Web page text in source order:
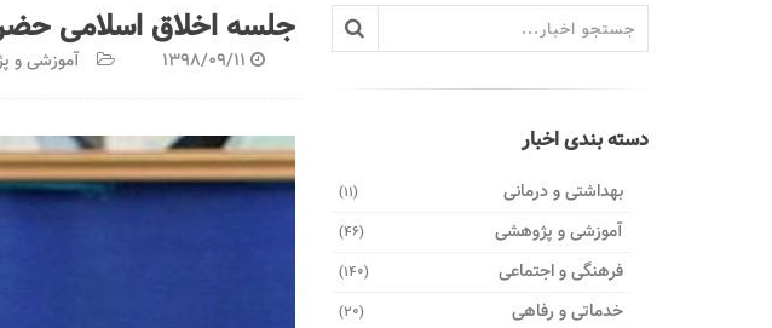
دسته بندی اخبار
(11) بهداشتی و درمانی
(46) آموزشی و پژوهشی
(140) فرهنگی و اجتماعی
(20) خدماتی و رفاهی
جلسه اخلاق اسلامی
1398/09/11 آموزشی و